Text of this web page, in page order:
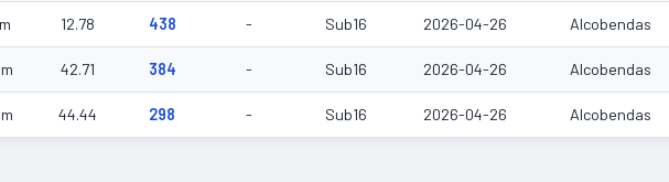
12.78 438 - Sub16 2026-04-26 Alcobendas
42.71 384 - Sub16 2026-04-26 Alcobendas
44.44 298 - Sub16 2026-04-26 Alcobendas